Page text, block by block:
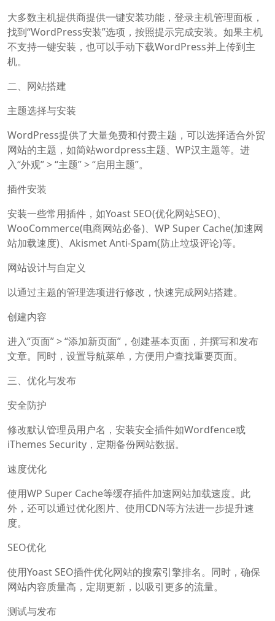
大多数主机提供商提供一键安装功能，登录主机管理面板，
找到“WordPress安装”选项，按照提示完成安装。如果主机
不支持一键安装，也可以手动下载WordPress并上传到主
机。
二、网站搭建
主题选择与安装
WordPress提供了大量免费和付费主题，可以选择适合外贸
网站的主题，如简站wordpress主题、WP汉主题等。进
入“外观” > “主题” > “启用主题”。
插件安装
安装一些常用插件，如Yoast SEO(优化网站SEO)、
WooCommerce(电商网站必备)、WP Super Cache(加速网
站加载速度)、Akismet Anti-Spam(防止垃圾评论)等。
网站设计与自定义
以通过主题的管理选项进行修改，快速完成网站搭建。
创建内容
进入“页面” > “添加新页面”，创建基本页面，并撰写和发布
文章。同时，设置导航菜单，方便用户查找重要页面。
三、优化与发布
安全防护
修改默认管理员用户名，安装安全插件如Wordfence或
iThemes Security，定期备份网站数据。
速度优化
使用WP Super Cache等缓存插件加速网站加载速度。此
外，还可以通过优化图片、使用CDN等方法进一步提升速
度。
SEO优化
使用Yoast SEO插件优化网站的搜索引擎排名。同时，确保
网站内容质量高，定期更新，以吸引更多的流量。
测试与发布